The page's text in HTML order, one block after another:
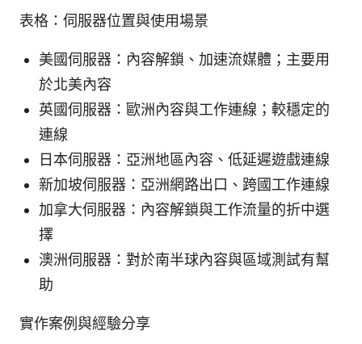
表格：伺服器位置與使用場景
美國伺服器：內容解鎖、加速流媒體；主要用
於北美內容
英國伺服器：歐洲內容與工作連線；較穩定的
連線
日本伺服器：亞洲地區內容、低延遲遊戲連線
新加坡伺服器：亞洲網路出口、跨國工作連線
加拿大伺服器：內容解鎖與工作流量的折中選
擇
澳洲伺服器：對於南半球內容與區域測試有幫
助
實作案例與經驗分享